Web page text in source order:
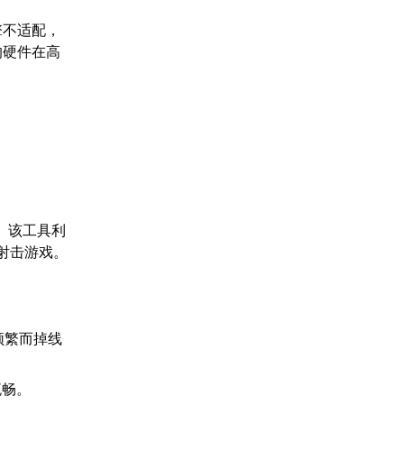
适配，
件在高
该工具利
游戏。
繁而掉线
。